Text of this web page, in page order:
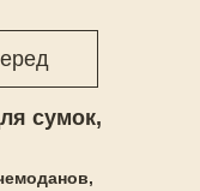
сумок,